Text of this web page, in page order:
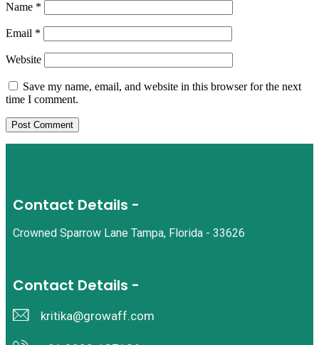
Name *
Email *
Website
Save my name, email, and website in this browser for the next
time I comment.
Contact Details -
Crowned Sparrow Lane Tampa, Florida - 33626
Contact Details -
kritika@growaff.com